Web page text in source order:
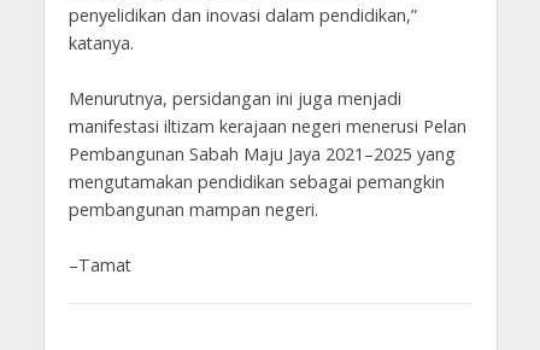
penyelidikan dan inovasi dalam pendidikan,”
katanya.
Menurutnya, persidangan ini juga menjadi
manifestasi iltizam kerajaan negeri menerusi Pelan
Pembangunan Sabah Maju Jaya 2021–2025 yang
mengutamakan pendidikan sebagai pemangkin
pembangunan mampan negeri.
–Tamat